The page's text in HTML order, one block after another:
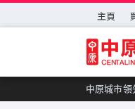
跳至主要內容
主頁
中原城市領